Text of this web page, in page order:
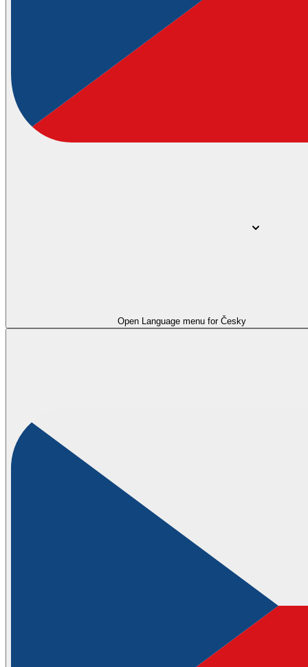
Open Language menu for Česky